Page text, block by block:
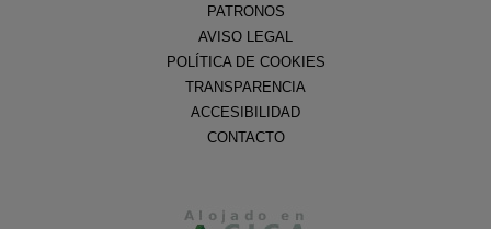
PATRONOS
AVISO LEGAL
POLÍTICA DE COOKIES
TRANSPARENCIA
ACCESIBILIDAD
CONTACTO